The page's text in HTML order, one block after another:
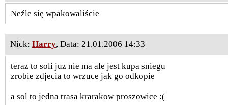
Neźle się wpakowaliście
Nick: Harry, Data: 21.01.2006 14:33
teraz to soli juz nie ma ale jest kupa sniegu
zrobie zdjecia to wrzuce jak go odkopie
a sol to jedna trasa krarakow proszowice :(